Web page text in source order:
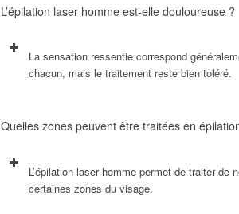
L’épilation laser homme est-elle douloureuse ?
La sensation ressentie correspond
chacun, mais le traitement reste bien toléré.
Quelles zones peuvent être traitées en
L’épilation laser homme permet de traiter
certaines zones du visage.